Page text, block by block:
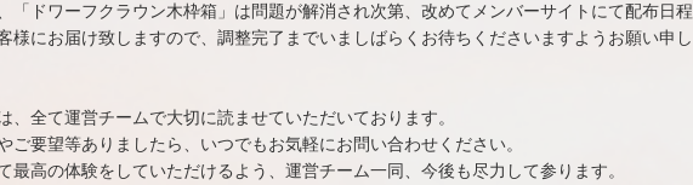
「ドワーフクラウン木枠箱」は問題が解消され次第、改めてメンバーサイトにて配布日程
様にお届け致しますので、調整完了までいましばらくお待ちくださいますようお願い申し
、全て運営チームで大切に読ませていただいております。
ご要望等ありましたら、いつでもお気軽にお問い合わせください。
最高の体験をしていただけるよう、運営チーム一同、今後も尽力して参ります。